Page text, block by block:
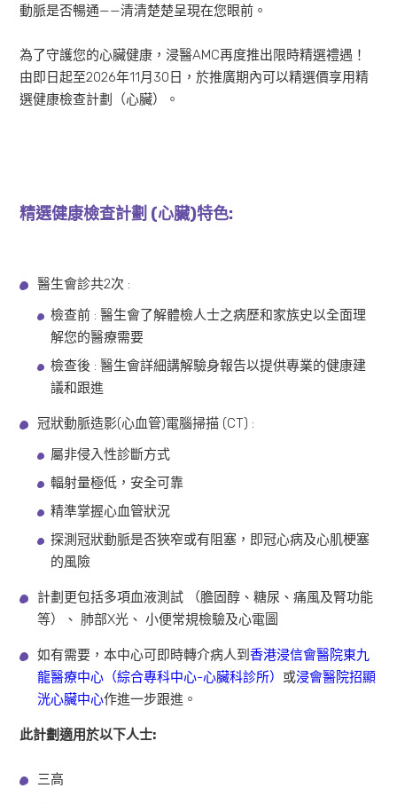
動脈是否暢通——清清楚楚呈現在您眼前。
為了守護您的心臟健康，浸醫AMC再度推出限時精選禮遇！
由即日起至2026年11月30日，於推廣期內可以精選價享用精
選健康檢查計劃（心臟）。
精選健康檢查計劃 (心臟)特色:
醫生會診共2次 :
檢查前 : 醫生會了解體檢人士之病歷和家族史以全面理
解您的醫療需要
檢查後 : 醫生會詳細講解驗身報告以提供專業的健康建
議和跟進
冠狀動脈造影(心血管)電腦掃描 (CT) :
屬非侵入性診斷方式
輻射量極低，安全可靠
精準掌握心血管狀況
探測冠狀動脈是否狹窄或有阻塞，即冠心病及心肌梗塞
的風險
計劃更包括多項血液測試 （膽固醇、糖尿、痛風及腎功能
等）、 肺部X光、 小便常規檢驗及心電圖
如有需要，本中心可即時轉介病人到香港浸信會醫院東九
龍醫療中心（綜合專科中心-心臟科診所） 或浸會醫院招顯
洸心臟中心作進一步跟進。
此計劃適用於以下人士:
三高